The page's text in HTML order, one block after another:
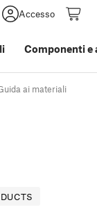
Accesso
Componenti e
ai materiali